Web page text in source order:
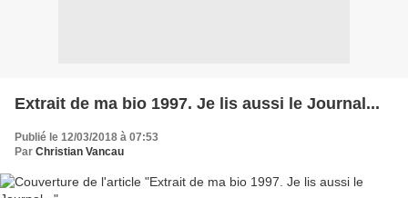
Extrait de ma bio 1997. Je lis aussi le Journal...
Publié le 12/03/2018 à 07:53
Par Christian Vancau